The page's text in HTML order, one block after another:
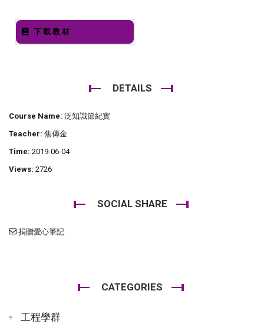
下載教材
DETAILS
Course Name: 泛知識節紀實
Teacher: 焦傳金
Time: 2019-06-04
Views: 2726
SOCIAL SHARE
捐贈愛心筆記
CATEGORIES
工程學群